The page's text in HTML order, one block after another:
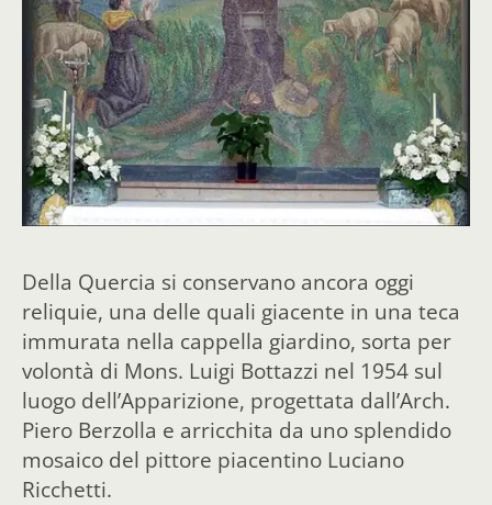
Della Quercia si conservano ancora oggi
reliquie, una delle quali giacente in una teca
immurata nella cappella giardino, sorta per
volontà di Mons. Luigi Bottazzi nel 1954 sul
luogo dell’Apparizione, progettata dall’Arch.
Piero Berzolla e arricchita da uno splendido
mosaico del pittore piacentino Luciano
Ricchetti.